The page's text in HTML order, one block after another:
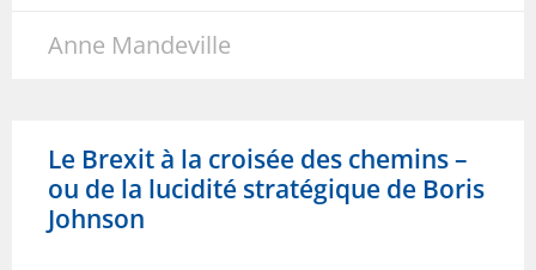
Anne Mandeville
Le Brexit à la croisée des chemins –
ou de la lucidité stratégique de Boris
Johnson